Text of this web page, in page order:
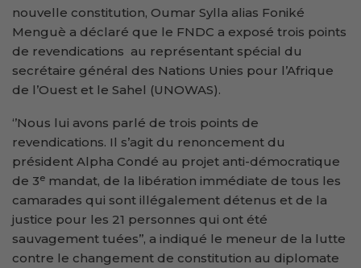
nouvelle constitution, Oumar Sylla alias Foniké
Menguè a déclaré que le FNDC a exposé trois points
de revendications au représentant spécial du
secrétaire général des Nations Unies pour l’Afrique
de l’Ouest et le Sahel (UNOWAS).
‘’Nous lui avons parlé de trois points de
revendications. Il s’agit du renoncement du
président Alpha Condé au projet anti-démocratique
de 3e mandat, de la libération immédiate de tous les
camarades qui sont illégalement détenus et de la
justice pour les 21 personnes qui ont été
sauvagement tuées’’, a indiqué le meneur de la lutte
contre le changement de constitution au diplomate